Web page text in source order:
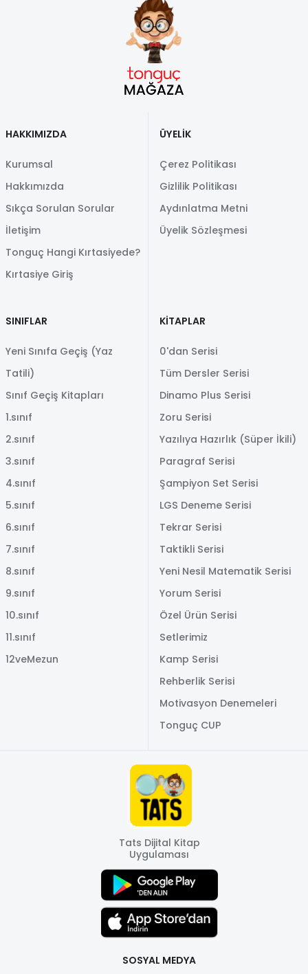
HAKKIMIZDA
Kurumsal
Hakkımızda
Sıkça Sorulan Sorular
İletişim
Tonguç Hangi Kırtasiyede?
Kırtasiye Giriş
ÜYELİK
Çerez Politikası
Gizlilik Politikası
Aydınlatma Metni
Üyelik Sözleşmesi
SINIFLAR
Yeni Sınıfa Geçiş (Yaz
Tatili)
Sınıf Geçiş Kitapları
1.sınıf
2.sınıf
3.sınıf
4.sınıf
5.sınıf
6.sınıf
7.sınıf
8.sınıf
9.sınıf
10.sınıf
11.sınıf
12veMezun
KİTAPLAR
0'dan Serisi
Tüm Dersler Serisi
Dinamo Plus Serisi
Zoru Serisi
Yazılıya Hazırlık (Süper İkili)
Paragraf Serisi
Şampiyon Set Serisi
LGS Deneme Serisi
Tekrar Serisi
Taktikli Serisi
Yeni Nesil Matematik Serisi
Yorum Serisi
Özel Ürün Serisi
Setlerimiz
Kamp Serisi
Rehberlik Serisi
Motivasyon Denemeleri
Tonguç CUP
Tats Dijital Kitap
Uygulaması
SOSYAL MEDYA